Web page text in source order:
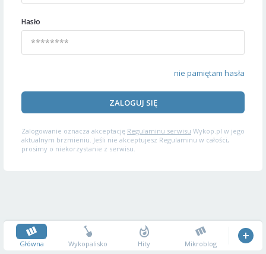
Hasło
nie pamiętam hasła
ZALOGUJ SIĘ
Zalogowanie oznacza akceptację Regulaminu serwisu Wykop.pl w jego
aktualnym brzmieniu. Jeśli nie akceptujesz Regulaminu w całości,
prosimy o niekorzystanie z serwisu.
Główna Wykopalisko Hity Mikroblog